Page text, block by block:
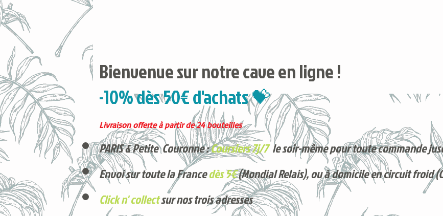
Bienvenue sur notre cave en ligne !
-10% dès 50€ d'achats 💝
Livraison offerte à partir de 24 bouteilles
PARIS & Petite Couronne :Coursiers 7j/7le soir-même pour toute commande
Envoi sur toute la Francedès 5€(Mondial Relais), ou à domicile en circuit froid
Click n' collectsur nos trois adresses